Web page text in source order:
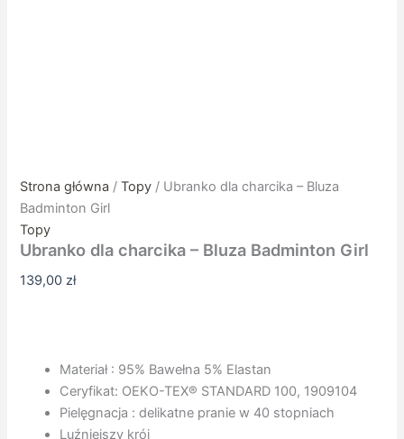
Strona główna /Topy / Ubranko dla charcika – Bluza
Badminton Girl
Topy
Ubranko dla charcika – Bluza Badminton Girl
139,00zł
Materiał : 95% Bawełna 5% Elastan
Ceryfikat: OEKO-TEX®️ STANDARD 100, 1909104
Pielęgnacja : delikatne pranie w 40 stopniach
Luźniejszy krój